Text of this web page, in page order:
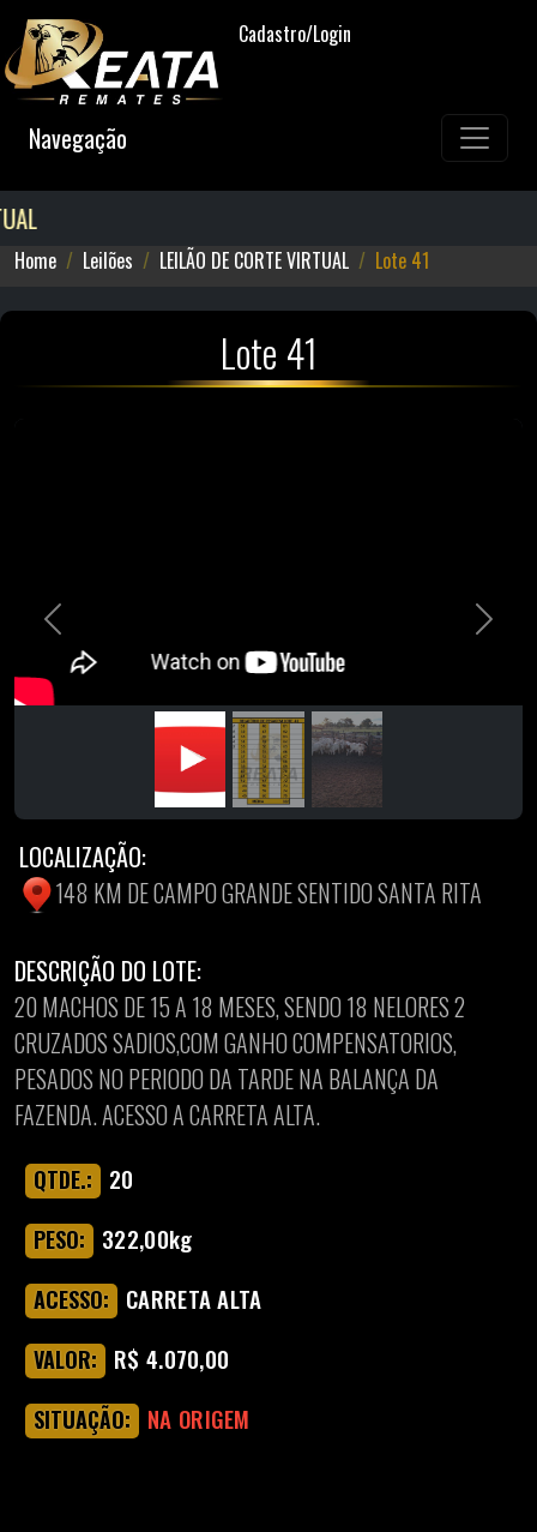
Cadastro/Login
Navegação
Home Leilões LEILÃO DE CORTE VIRTUAL Lote 41
Lote 41
Previous Next
LOCALIZAÇÃO:
148 KM DE CAMPO GRANDE SENTIDO SANTA RITA
DESCRIÇÃO DO LOTE:
20 MACHOS DE 15 A 18 MESES, SENDO 18 NELORES 2
CRUZADOS SADIOS,COM GANHO COMPENSATORIOS,
PESADOS NO PERIODO DA TARDE NA BALANÇA DA
FAZENDA. ACESSO A CARRETA ALTA.
QTDE.: 20
PESO: 322,00kg
ACESSO: CARRETA ALTA
VALOR: R$ 4.070,00
SITUAÇÃO: NA ORIGEM